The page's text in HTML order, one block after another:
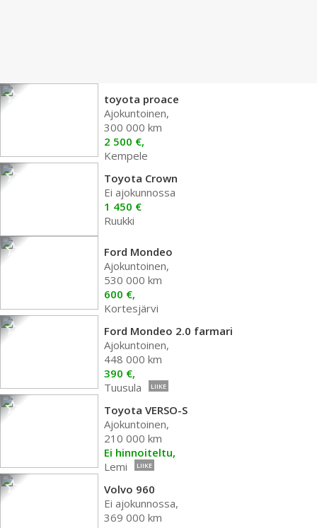
toyota proace
Ajokuntoinen,
300 000 km
2 500 €,
Kempele
Toyota Crown
Ei ajokunnossa
1 450 €
Ruukki
Ford Mondeo
Ajokuntoinen,
530 000 km
600 €,
Kortesjärvi
Ford Mondeo 2.0 farmari
Ajokuntoinen,
448 000 km
390 €,
Tuusula
LIIKE
Toyota VERSO-S
Ajokuntoinen,
210 000 km
Ei hinnoiteltu,
Lemi
LIIKE
Volvo 960
Ei ajokunnossa,
369 000 km